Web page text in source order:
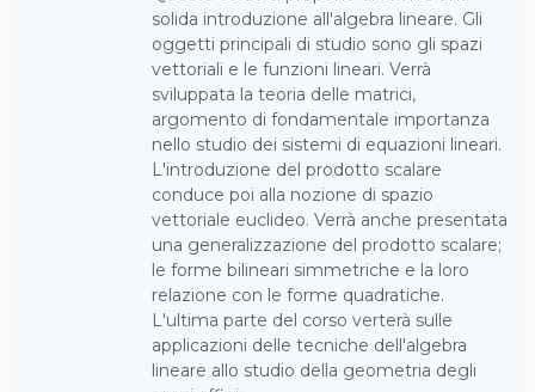
solida introduzione all'algebra lineare. Gli
oggetti principali di studio sono gli spazi
vettoriali e le funzioni lineari. Verrà
sviluppata la teoria delle matrici,
argomento di fondamentale importanza
nello studio dei sistemi di equazioni lineari.
L'introduzione del prodotto scalare
conduce poi alla nozione di spazio
vettoriale euclideo. Verrà anche presentata
una generalizzazione del prodotto scalare;
le forme bilineari simmetriche e la loro
relazione con le forme quadratiche.
L'ultima parte del corso verterà sulle
applicazioni delle tecniche dell'algebra
lineare allo studio della geometria degli